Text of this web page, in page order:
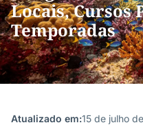
Locais, Cursos
Temporadas
Atualizado em:15 de julho